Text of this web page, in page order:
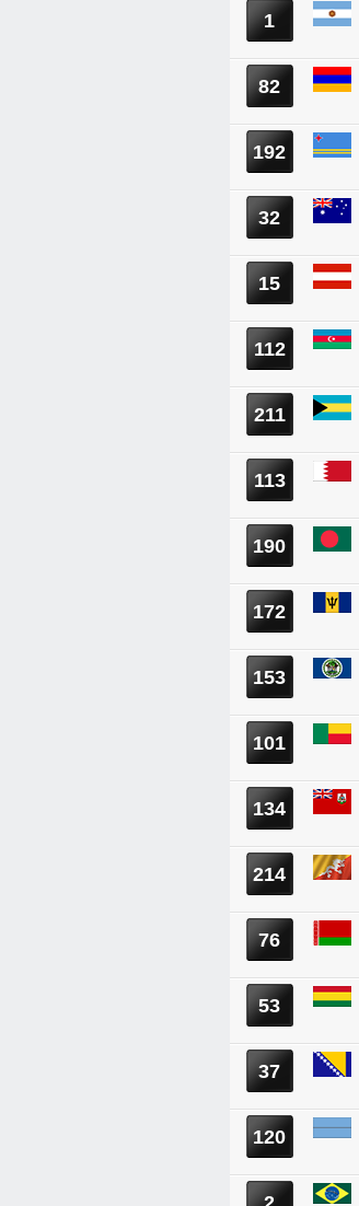
1
82
192
32
15
112
211
113
190
172
153
101
134
214
76
53
37
120